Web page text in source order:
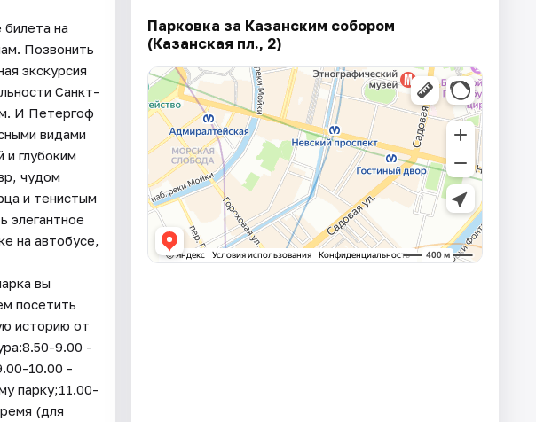
на
Позвонить
экскурсия
Санкт-
И Петергоф
видами
глубоким
чудом
и тенистым
элегантное
на автобусе,
вы
посетить
историю от
9.00 -
10.00 -
парку;11.00-
(для
Парковка за Казанским собором
(Казанская пл., 2)